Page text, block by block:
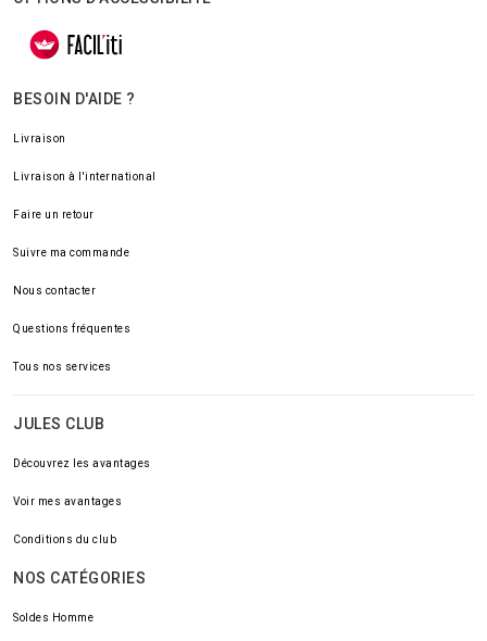
BESOIN D'AIDE ?
Livraison
Livraison à l'international
Faire un retour
Suivre ma commande
Nous contacter
Questions fréquentes
Tous nos services
JULES CLUB
Découvrez les avantages
Voir mes avantages
Conditions du club
NOS CATÉGORIES
Soldes Homme